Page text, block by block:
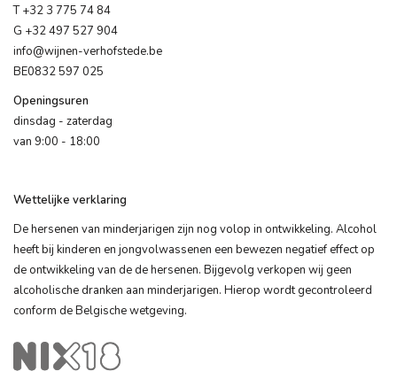
T +32 3 775 74 84
G +32 497 527 904
info@wijnen-verhofstede.be
BE0832 597 025
Openingsuren
dinsdag - zaterdag
van 9:00 - 18:00
Wettelijke verklaring
De hersenen van minderjarigen zijn nog volop in ontwikkeling. Alcohol
heeft bij kinderen en jongvolwassenen een bewezen negatief effect op
de ontwikkeling van de de hersenen. Bijgevolg verkopen wij geen
alcoholische dranken aan minderjarigen. Hierop wordt gecontroleerd
conform de Belgische wetgeving.